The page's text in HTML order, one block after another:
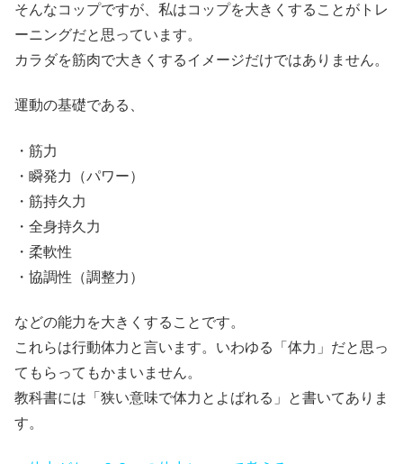
そんなコップですが、私はコップを大きくすることがトレ
ーニングだと思っています。
カラダを筋肉で大きくするイメージだけではありません。
運動の基礎である、
・筋力
・瞬発力（パワー）
・筋持久力
・全身持久力
・柔軟性
・協調性（調整力）
などの能力を大きくすることです。
これらは行動体力と言います。いわゆる「体力」だと思っ
てもらってもかまいません。
教科書には「狭い意味で体力とよばれる」と書いてありま
す。